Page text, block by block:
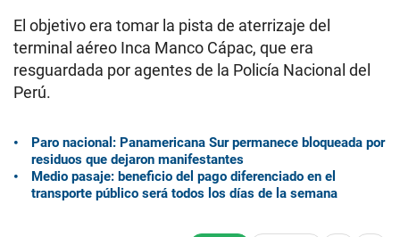
El objetivo era tomar la pista de aterrizaje del
terminal aéreo Inca Manco Cápac, que era
resguardada por agentes de la Policía Nacional del
Perú.
Paro nacional: Panamericana Sur permanece bloqueada por
residuos que dejaron manifestantes
Medio pasaje: beneficio del pago diferenciado en el
transporte público será todos los días de la semana